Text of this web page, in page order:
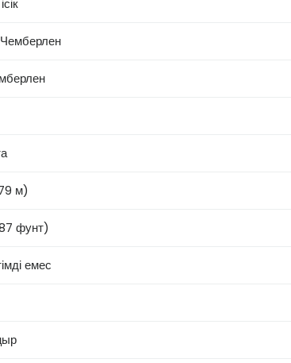
м)
фунт)
емес